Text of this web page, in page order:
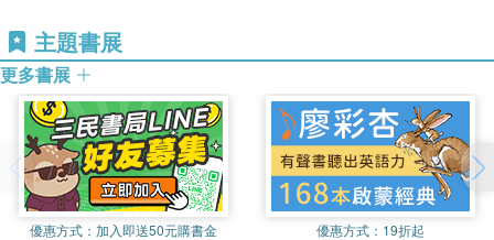
fellow practitioners.
The Frantic Assembly Book of Devising Theatre
uniquely personal account of the history and practice of
this remarkable company, and includes:
· practical exercises
· essays on devising, writing and choreography
主題書展
更多書展
優惠方式： 加入即送50元購書金 優惠方式： 19折起